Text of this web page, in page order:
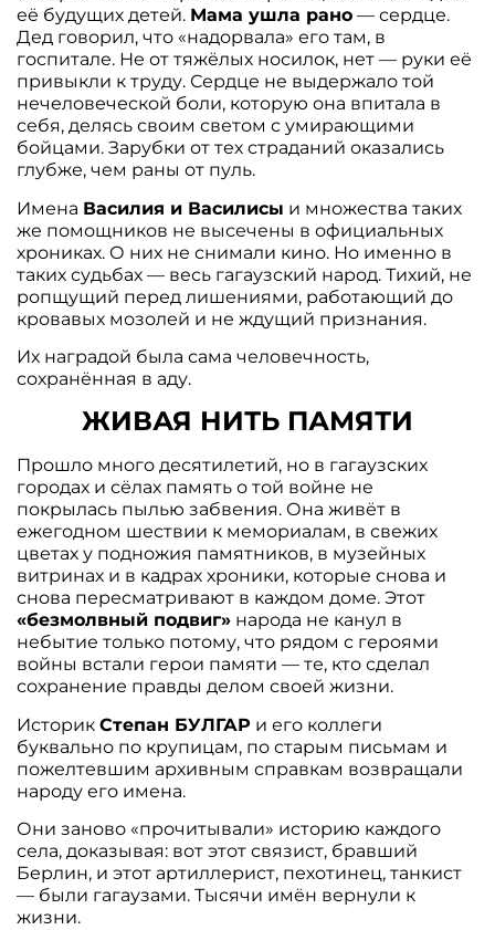
её будущих детей. Мама ушла рано — сердце.
Дед говорил, что «надорвала» его там, в
госпитале. Не от тяжёлых носилок, нет — руки её
привыкли к труду. Сердце не выдержало той
нечеловеческой боли, которую она впитала в
себя, делясь своим светом с умирающими
бойцами. Зарубки от тех страданий оказались
глубже, чем раны от пуль.
Имена Василия и Василисы и множества таких
же помощников не высечены в официальных
хрониках. О них не снимали кино. Но именно в
таких судьбах — весь гагаузский народ. Тихий, не
ропщущий перед лишениями, работающий до
кровавых мозолей и не ждущий признания.
Их наградой была сама человечность,
сохранённая в аду.
ЖИВАЯ НИТЬ ПАМЯТИ
Прошло много десятилетий, но в гагаузских
городах и сёлах память о той войне не
покрылась пылью забвения. Она живёт в
ежегодном шествии к мемориалам, в свежих
цветах у подножия памятников, в музейных
витринах и в кадрах хроники, которые снова и
снова пересматривают в каждом доме. Этот
«безмолвный подвиг» народа не канул в
небытие только потому, что рядом с героями
войны встали герои памяти — те, кто сделал
сохранение правды делом своей жизни.
ИсторикСтепан БУЛГАР и его коллеги
буквально по крупицам, по старым письмам и
пожелтевшим архивным справкам возвращали
народу его имена.
Они заново «прочитывали» историю каждого
села, доказывая: вот этот связист, бравший
Берлин, и этот артиллерист, пехотинец, танкист
— были гагаузами. Тысячи имён вернули к
жизни.